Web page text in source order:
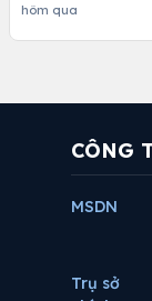
hôm qua
CÔNG
MSDN
Trụ sở